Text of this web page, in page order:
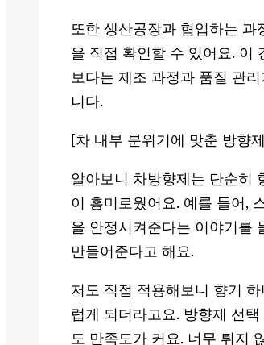
또한 생산공장과 협업하는 과
을 직접 확인할 수 있어요. 이
보다는 제조 과정과 품질 관
니다.
[차 내부 분위기에 맞춘 방향
알아보니 차방향제는 단순히
이 흥미로웠어요. 예를 들어,
을 안정시켜준다는 이야기를
만들어준다고 해요.
저도 직접 적용해보니 향기
럽게 되더라고요. 방향제 선
도 만족도가 커요. 너무 튀지